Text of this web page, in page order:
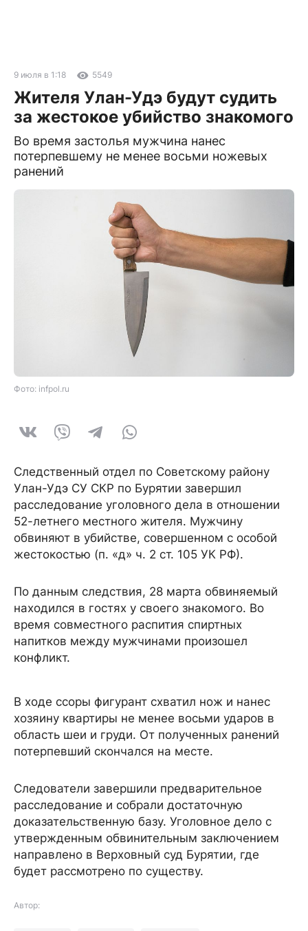
9 июля в 1:18 5549
Жителя Улан-Удэ будут судить
за жестокое убийство знакомого
Во время застолья мужчина нанес
потерпевшему не менее восьми ножевых
ранений
Фото: infpol.ru
Следственный отдел по Советскому району
Улан-Удэ СУ СКР по Бурятии завершил
расследование уголовного дела в отношении
52-летнего местного жителя. Мужчину
обвиняют в убийстве, совершенном с особой
жестокостью (п. «д» ч. 2 ст. 105 УК РФ).
По данным следствия, 28 марта обвиняемый
находился в гостях у своего знакомого. Во
время совместного распития спиртных
напитков между мужчинами произошел
конфликт.
В ходе ссоры фигурант схватил нож и нанес
хозяину квартиры не менее восьми ударов в
область шеи и груди. От полученных ранений
потерпевший скончался на месте.
Следователи завершили предварительное
расследование и собрали достаточную
доказательственную базу. Уголовное дело с
утвержденным обвинительным заключением
направлено в Верховный суд Бурятии, где
будет рассмотрено по существу.
Автор: